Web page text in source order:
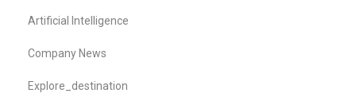
Artificial Intelligence
Company News
Explore_destination